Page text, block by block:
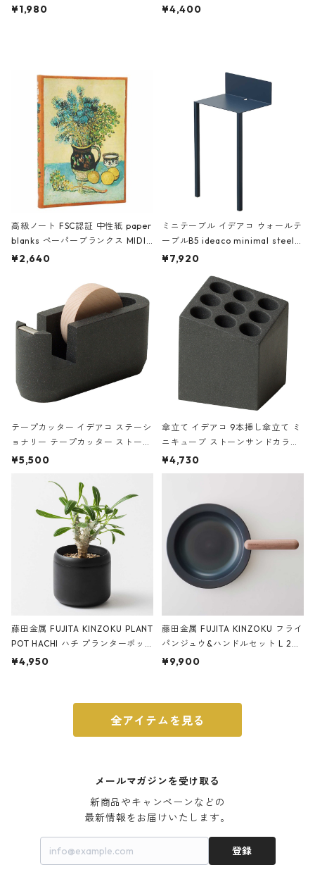
ch 3532 ルートート WR.ポーチ.ラ
¥1,980
AKU Timeless 100パーセント ス
¥4,400
高級ノート FSC認証 中性紙 paper
blanks ペーパーブランクス MIDI
ハードカバー 罫線 ヴァン・ゴッホ
¥2,640
ミニテーブル イデアコ ウォールテ
ーブルB5 ideaco minimal steel f
urniture WALL Table B5 ネイビー
¥7,920
テープカッター イデアコ ステーシ
ョナリー テープカッター ストーン
サンドカラー 石調 ideaco Station
¥5,500
傘立て イデアコ 9本挿し傘立て ミ
ニキューブ ストーンサンドカラー
石調 ideaco Umbrella Stand CUB
E ストーンサンドブラック
¥4,730
藤田金属 FUJITA KINZOKU PLANT
POT HACHI ハチ プランターポッ
ト 3号 ブラック
¥4,950
藤田金属 FUJITA KINZOKU フライ
パンジュウ&ハンドルセット L 24c
m ガス火・IH対応 鉄フライパン
¥9,900
全アイテムを見る
メールマガジンを受け取る
新商品やキャンペーンなどの
最新情報をお届けいたします。
登録